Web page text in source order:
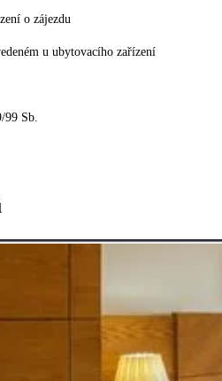
o zájezdu
u ubytovacího zařízení
99 Sb.